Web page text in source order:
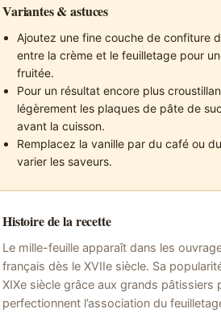
Variantes & astuces
Ajoutez une fine couche de confiture
entre la crème et le feuilletage pour
fruitée.
Pour un résultat encore plus
légèrement les plaques de pâte de
avant la cuisson.
Remplacez la vanille par du café ou
varier les saveurs.
Histoire de la recette
Le mille-feuille apparaît dans les
français dès le XVIIe siècle. Sa
XIXe siècle grâce aux grands pâtissiers
perfectionnent l’association du